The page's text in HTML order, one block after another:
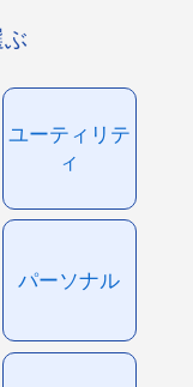
ユーティリテ
ィ
パーソナル